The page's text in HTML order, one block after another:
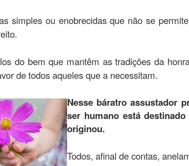
simples ou enobrecidas que não se
do bem que mantêm as tradições da
de todos aqueles que a necessitam.
Nesse báratro assustador
ser humano está
originou.
Todos, afinal de contas,